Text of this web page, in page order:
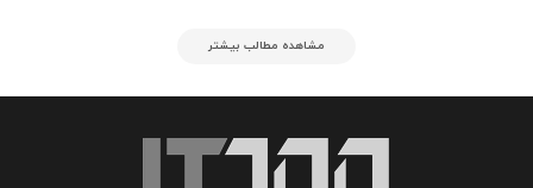
مشاهده مطالب بیشتر